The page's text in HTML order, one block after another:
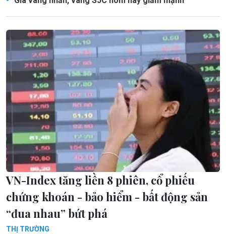
VN-Index tăng liền 8 phiên, cổ phiếu
chứng khoán - bảo hiểm - bất động sản
“đua nhau” bứt phá
THỊ TRƯỜNG